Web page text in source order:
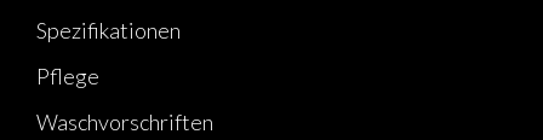
Spezifikationen
Pflege
Waschvorschriften